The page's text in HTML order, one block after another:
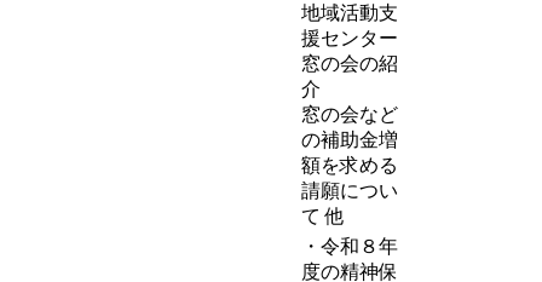
地域活動支
援センター
窓の会の紹
介
窓の会など
の補助金増
額を求める
請願につい
て 他
・令和８年
度の精神保